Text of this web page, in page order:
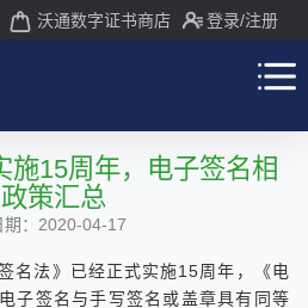
沃通数字证书商店 登录/注册
施15周年，电子签名相
策汇总
期：2020-04-17
名法》已经正式实施15周年，《电
子签名与手写签名或盖章具有同等